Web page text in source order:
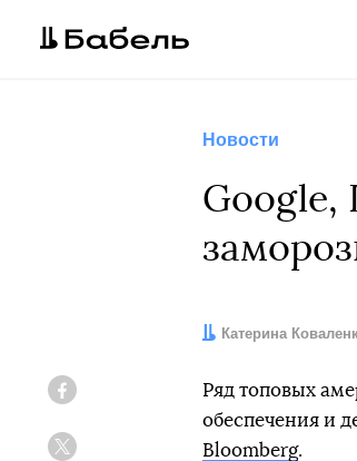
Новости
Google,
Автор:
Катерина
Ряд топовых
обеспечения и
Bloomberg.